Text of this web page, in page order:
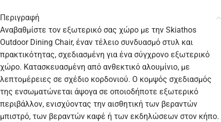
Περιγραφή
Αναβαθμίστε τον εξωτερικό σας χώρο με την Skiathos
Outdoor Dining Chair, έναν τέλειο συνδυασμό στυλ και
πρακτικότητας, σχεδιασμένη για ένα σύγχρονο εξωτερικό
χώρο. Κατασκευασμένη από ανθεκτικό αλουμίνιο, με
λεπτομέρειες σε σχέδιο κορδονιού. Ο κομψός σχεδιασμός
της ενσωματώνεται άψογα σε οποιοδήποτε εξωτερικό
περιβάλλον, ενισχύοντας την αισθητική των βεραντών
μπιστρό, των βεραντών καφέ ή των εκδηλώσεων στον κήπο.